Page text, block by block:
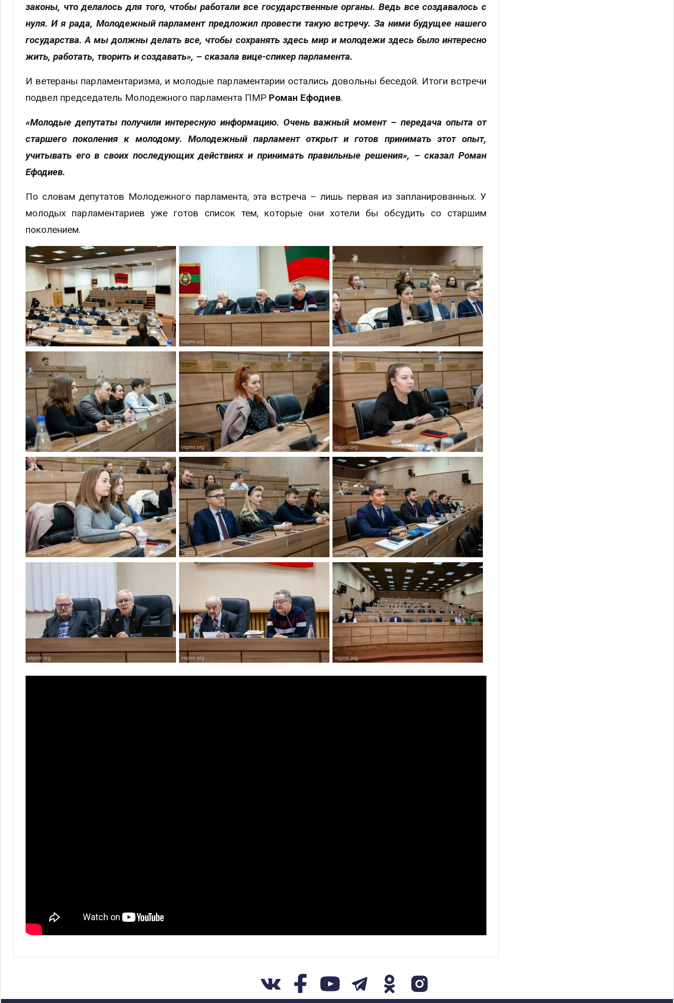
законы, что делалось для того, чтобы работали все государственные органы. Ведь все создавалось с
нуля. И я рада, Молодежный парламент предложил провести такую встречу. За ними будущее нашего
государства. А мы должны делать все, чтобы сохранять здесь мир и молодежи здесь было интересно
жить, работать, творить и создавать», – сказала вице-спикер парламента.
И ветераны парламентаризма, и молодые парламентарии остались довольны беседой. Итоги встречи
подвел председатель Молодежного парламента ПМР Роман Ефодиев.
«Молодые депутаты получили интересную информацию. Очень важный момент – передача опыта от
старшего поколения к молодому. Молодежный парламент открыт и готов принимать этот опыт,
учитывать его в своих последующих действиях и принимать правильные решения», – сказал Роман
Ефодиев.
По словам депутатов Молодежного парламента, эта встреча – лишь первая из запланированных. У
молодых парламентариев уже готов список тем, которые они хотели бы обсудить со старшим
поколением.